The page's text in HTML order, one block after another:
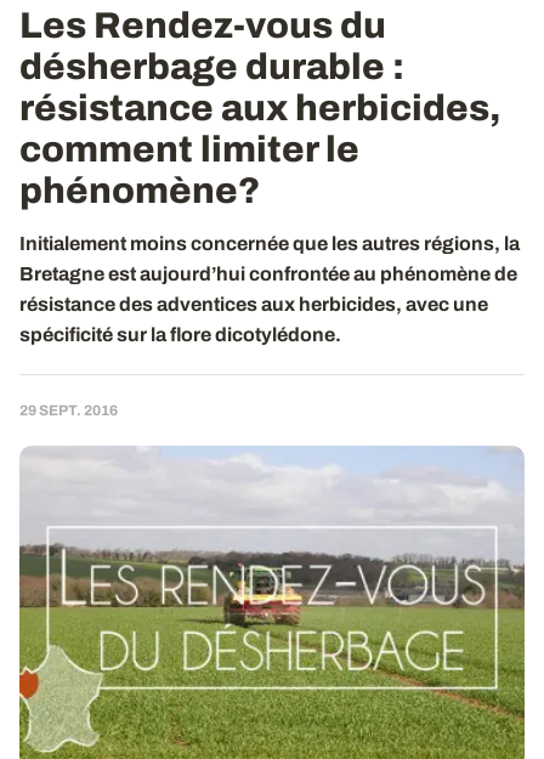
Les Rendez-vous du
désherbage durable :
résistance aux herbicides,
comment limiter le
phénomène?
Initialement moins concernée que les autres régions, la
Bretagne est aujourd’hui confrontée au phénomène de
résistance des adventices aux herbicides, avec une
spécificité sur la flore dicotylédone.
29 SEPT. 2016